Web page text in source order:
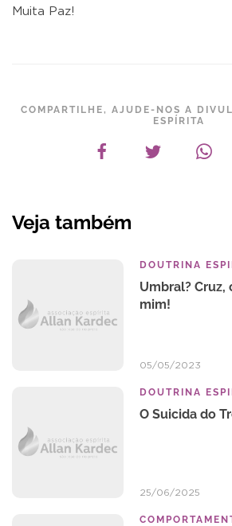
Muita Paz!
COMPARTILHE, AJUDE-NOS A
ESPÍRITA
Veja também
DOUTRINA
Umbral?
mim!
05/05/2023
DOUTRINA
O Suicida do
25/06/2025